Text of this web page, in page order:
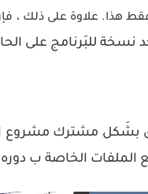
فقط هذا. علاوة على ذلك ،
نسخة للبَرنامج على
مشترك مشروع
الخاصة ب